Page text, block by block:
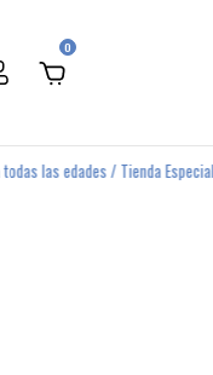
0
/ Tienda Especializada